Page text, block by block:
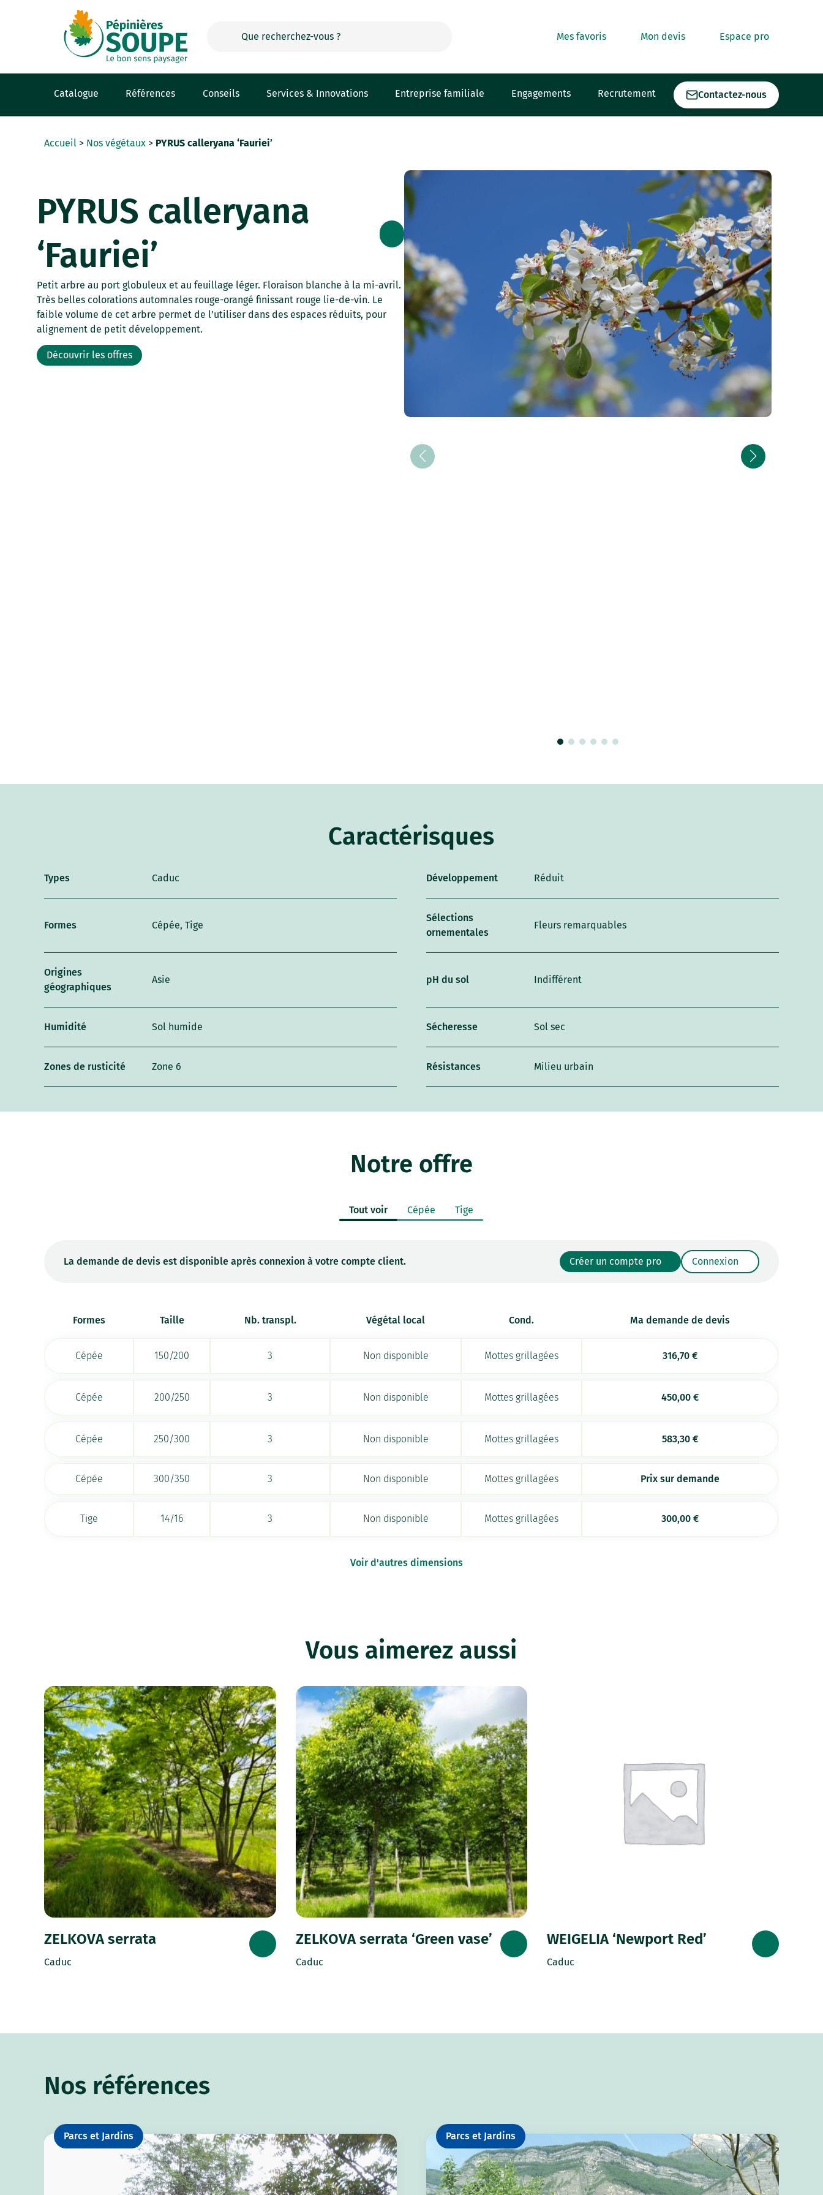
Mes favoris Mon devis Espace pro
Catalogue Références Conseils Services & Innovations Entreprise familiale Engagements Recrutement Contactez-nous
Accueil > Nos végétaux > PYRUS calleryana ‘Fauriei’
PYRUS calleryana
‘Fauriei’
Petit arbre au port globuleux et au feuillage léger. Floraison blanche à la mi-avril.
Très belles colorations automnales rouge-orangé finissant rouge lie-de-vin. Le
faible volume de cet arbre permet de l’utiliser dans des espaces réduits, pour
alignement de petit développement.
Découvrir les offres
Caractérisques
Types Caduc Développement Réduit
Formes Cépée, Tige
Sélections
ornementales
Fleurs remarquables
Origines
géographiques
Asie pH du sol Indifférent
Humidité Sol humide Sécheresse Sol sec
Zones de rusticité Zone 6 Résistances Milieu urbain
Notre offre
Tout voir Cépée Tige
La demande de devis est disponible après connexion à votre compte client. Créer un compte pro Connexion
Formes Taille Nb. transpl. Végétal local Cond. Ma demande de devis
Cépée 150/200 3 Non disponible Mottes grillagées 316,70€
Cépée 200/250 3 Non disponible Mottes grillagées 450,00€
Cépée 250/300 3 Non disponible Mottes grillagées 583,30€
Cépée 300/350 3 Non disponible Mottes grillagées Prix sur demande
Tige 14/16 3 Non disponible Mottes grillagées 300,00€
Voir d'autres dimensions
Vous aimerez aussi
ZELKOVA serrata
Caduc
ZELKOVA serrata ‘Green vase’
Caduc
WEIGELIA ‘Newport Red’
Caduc
Nos références
Parcs et Jardins Parcs et Jardins